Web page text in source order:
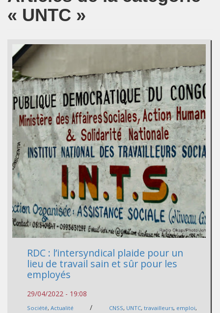
« UNTC »
RDC : l’intersyndical plaide pour un
lieu de travail sain et sûr pour les
employés
29/04/2022 - 19:08
Société, Actualité / CNSS, UNTC, travailleurs, emploi,